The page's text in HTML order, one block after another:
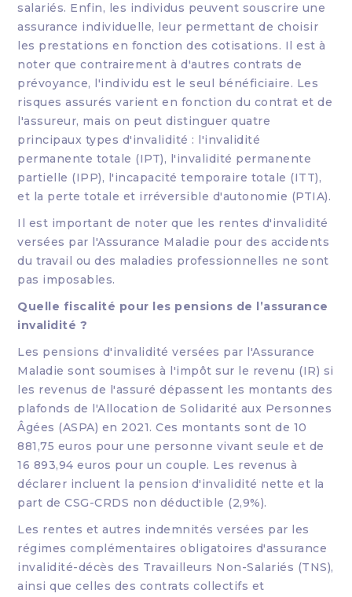
salariés. Enfin, les individus peuvent souscrire une
assurance individuelle, leur permettant de choisir
les prestations en fonction des cotisations. Il est à
noter que contrairement à d'autres contrats de
prévoyance, l'individu est le seul bénéficiaire. Les
risques assurés varient en fonction du contrat et de
l'assureur, mais on peut distinguer quatre
principaux types d'invalidité : l'invalidité
permanente totale (IPT), l'invalidité permanente
partielle (IPP), l'incapacité temporaire totale (ITT),
et la perte totale et irréversible d'autonomie (PTIA).
Il est important de noter que les rentes d'invalidité
versées par l'Assurance Maladie pour des accidents
du travail ou des maladies professionnelles ne sont
pas imposables.
Quelle fiscalité pour les pensions de l’assurance
invalidité ?
Les pensions d'invalidité versées par l'Assurance
Maladie sont soumises à l'impôt sur le revenu (IR) si
les revenus de l'assuré dépassent les montants des
plafonds de l'Allocation de Solidarité aux Personnes
Âgées (ASPA) en 2021. Ces montants sont de 10
881,75 euros pour une personne vivant seule et de
16 893,94 euros pour un couple. Les revenus à
déclarer incluent la pension d'invalidité nette et la
part de CSG-CRDS non déductible (2,9%).
Les rentes et autres indemnités versées par les
régimes complémentaires obligatoires d'assurance
invalidité-décès des Travailleurs Non-Salariés (TNS),
ainsi que celles des contrats collectifs et